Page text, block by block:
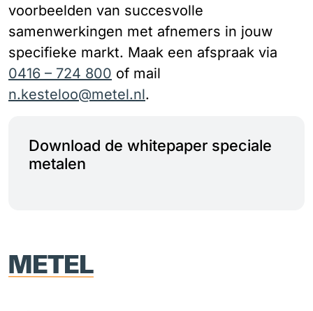
Download de whitepaper speciale
metalen
voorbeelden van succesvolle
samenwerkingen met afnemers in jouw
specifieke markt. Maak een afspraak via
0416 – 724 800 of mail
n.kesteloo@metel.nl.